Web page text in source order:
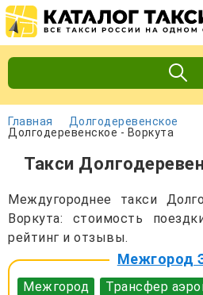
Главная
Долгодеревенское
Долгодеревенское - Воркута
Такси
Междугороднее такси
Воркута: стоимость
рейтинг и отзывы.
Межгород
Межгород Трансфер